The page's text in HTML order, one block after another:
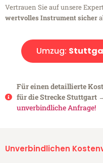
Vertrauen Sie auf unsere
wertvolles Instrument sicher
Umzug:
Für einen detaillierte
für die Strecke Stuttgart
unverbindliche Anfrage!
Unverbindlichen